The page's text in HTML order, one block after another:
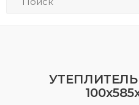
УТЕПЛИТЕЛЬ